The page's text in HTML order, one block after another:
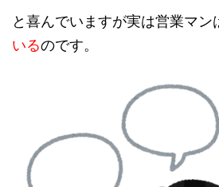
と喜んでいますが実は営業マン
いるのです。